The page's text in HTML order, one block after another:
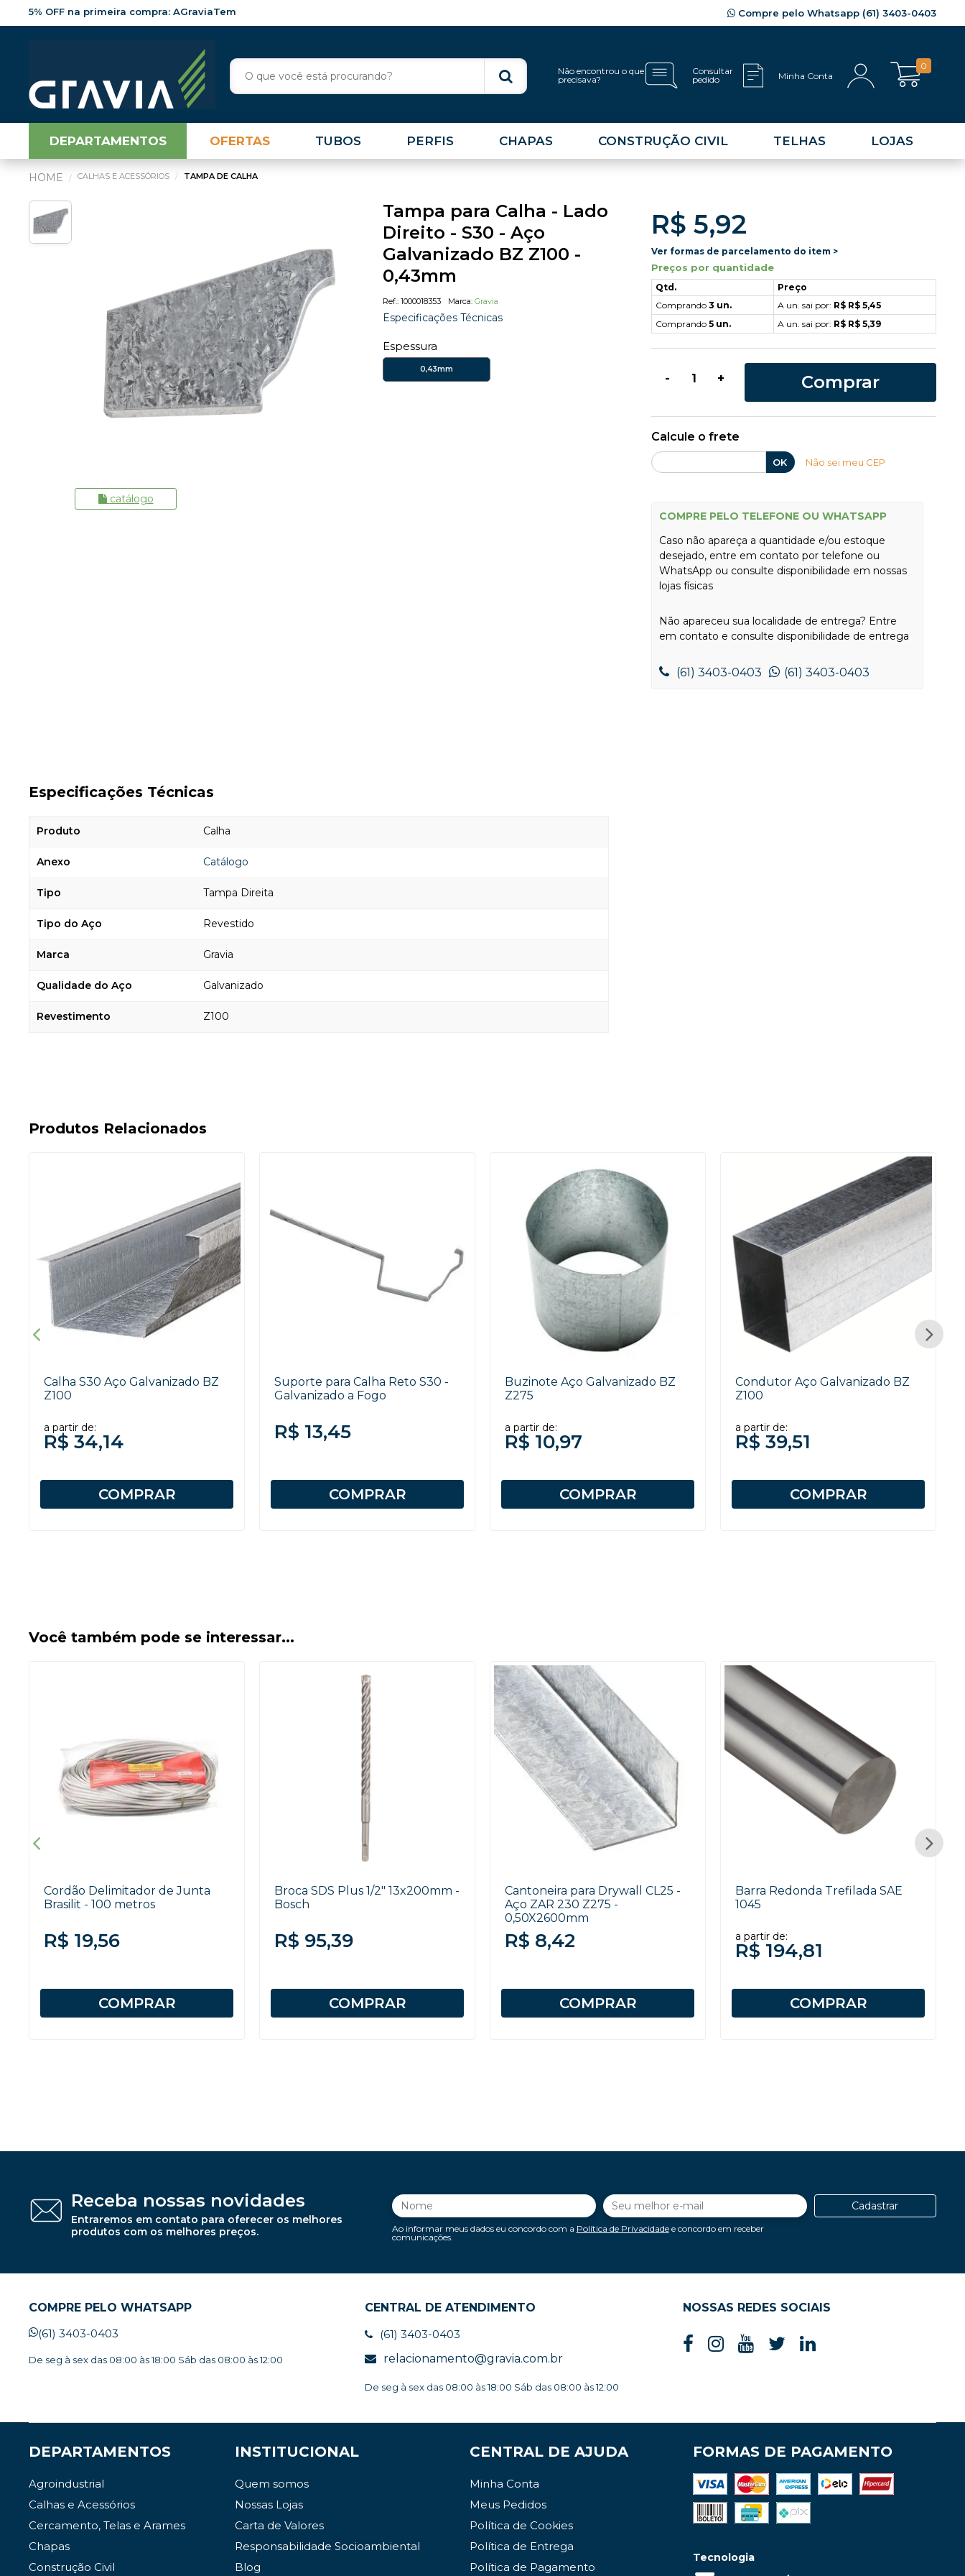
5% OFF na primeira compra: AGraviaTem Compre pelo Whatsapp (61) 3403-0403
0
Minha Conta
Consultar
pedido
Não encontrou o que
precisava?
DEPARTAMENTOS OFERTAS TUBOS PERFIS CHAPAS CONSTRUÇÃO CIVIL TELHAS LOJAS
CALHAS E ACESSÓRIOS TAMPA DE CALHA
catálogo
Tampa para Calha - Lado
Direito - S30 - Aço
Galvanizado BZ Z100 -
0,43mm
1000018353 Gravia
Especificações Técnicas
Espessura
0,43mm
R$ 5,92
Ver formas de parcelamento do item >
Preços por quantidade
Qtd.
Preço
Comprando 3 un. A un. sai por: R$ R$ 5,45
Comprando 5 un. A un. sai por: R$ R$ 5,39
- + Comprar
Calcule o frete
OK Não sei meu CEP
COMPRE PELO TELEFONE OU WHATSAPP
Caso não apareça a quantidade e/ou estoque
desejado, entre em contato por telefone ou
WhatsApp ou consulte disponibilidade em nossas
lojas físicas
Não apareceu sua localidade de entrega? Entre
em contato e consulte disponibilidade de entrega
(61) 3403-0403 (61) 3403-0403
Especificações Técnicas
Produto Calha
Anexo Catálogo
Tipo Tampa Direita
Tipo do Aço Revestido
Marca Gravia
Qualidade do Aço Galvanizado
Revestimento Z100
Produtos Relacionados
Calha S30 Aço Galvanizado BZ
Z100
a partir de:
R$ 34,14
COMPRAR
Suporte para Calha Reto S30 -
Galvanizado a Fogo
R$ 13,45
COMPRAR
Buzinote Aço Galvanizado BZ
Z275
a partir de:
R$ 10,97
COMPRAR
Condutor Aço Galvanizado BZ
Z100
a partir de:
R$ 39,51
COMPRAR
Você também pode se interessar...
Cordão Delimitador de Junta
Brasilit - 100 metros
R$ 19,56
COMPRAR
Broca SDS Plus 1/2" 13x200mm -
Bosch
R$ 95,39
COMPRAR
Cantoneira para Drywall CL25 -
Aço ZAR 230 Z275 -
0,50X2600mm
R$ 8,42
COMPRAR
Barra Redonda Trefilada SAE
1045
a partir de:
R$ 194,81
COMPRAR
Receba nossas novidades
Entraremos em contato para oferecer os melhores
produtos com os melhores preços.
Ao informar meus dados eu concordo com a Política de Privacidadee concordo em receber
comunicações.
Cadastrar
COMPRE PELO WHATSAPP
(61) 3403-0403
De seg à sex das 08:00 às 18:00 Sáb das 08:00 às 12:00
CENTRAL DE ATENDIMENTO
(61) 3403-0403
relacionamento@gravia.com.br
De seg à sex das 08:00 às 18:00 Sáb das 08:00 às 12:00
NOSSAS REDES SOCIAIS
DEPARTAMENTOS
Agroindustrial
Calhas e Acessórios
Cercamento, Telas e Arames
Chapas
Construção Civil
INSTITUCIONAL
Quem somos
Nossas Lojas
Carta de Valores
Responsabilidade Socioambiental
Blog
CENTRAL DE AJUDA
Minha Conta
Meus Pedidos
Política de Cookies
Política de Entrega
Política de Pagamento
FORMAS DE PAGAMENTO
Tecnologia